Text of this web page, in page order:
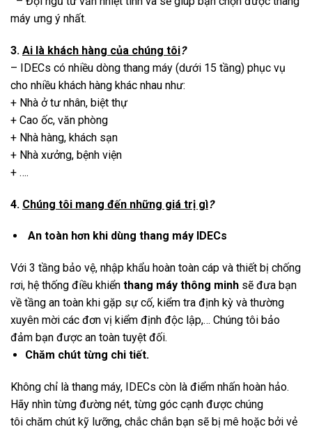
máy ưng ý nhất.
3. Ai là khách hàng của chúng tôi?
– IDECs có nhiều dòng thang máy (dưới 15 tầng) phục vụ
cho nhiều khách hàng khác nhau như:
+ Nhà ở tư nhân, biệt thự
+ Cao ốc, văn phòng
+ Nhà hàng, khách sạn
+ Nhà xưởng, bệnh viện
+ ….
4. Chúng tôi mang đến những giá trị gì?
An toàn hơn khi dùng thang máy IDECs
Với 3 tầng bảo vệ, nhập khẩu hoàn toàn cáp và thiết bị chống
rơi, hệ thống điều khiển thang máy thông minh sẽ đưa bạn
về tầng an toàn khi gặp sự cố, kiểm tra định kỳ và thường
xuyên mời các đơn vị kiểm định độc lập,… Chúng tôi bảo
đảm bạn được an toàn tuyệt đối.
Chăm chút từng chi tiết.
Không chỉ là thang máy, IDECs còn là điểm nhấn hoàn hảo.
Hãy nhìn từng đường nét, từng góc cạnh được chúng
tôi chăm chút kỹ lưỡng, chắc chắn bạn sẽ bị mê hoặc bởi vẻ